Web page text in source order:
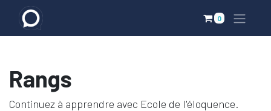
0
Rangs
Continuez à apprendre avec Ecole de l'éloquence.